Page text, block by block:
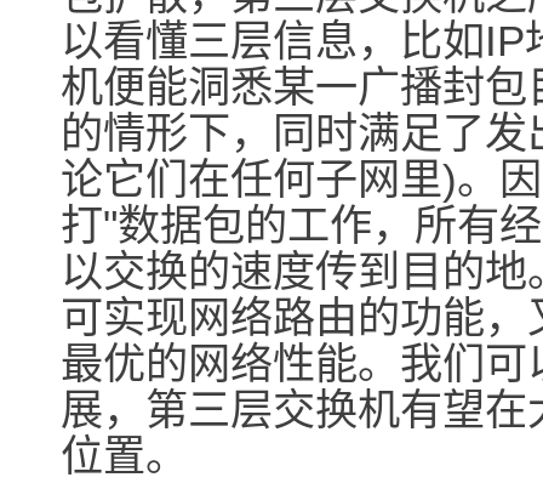
以看懂三层信息，比如
机便能洞悉某一广播封
的情形下，同时满足了
论它们在任何子网里)。
打"数据包的工作，所有
以交换的速度传到目的
可实现网络路由的功能
最优的网络性能。我们
展，第三层交换机有望
位置。